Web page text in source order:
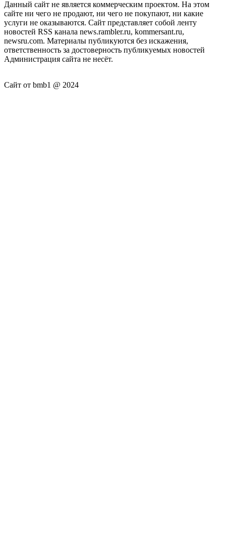
Данный сайт не является коммерческим проектом. На этом
сайте ни чего не продают, ни чего не покупают, ни какие
услуги не оказываются. Сайт представляет собой ленту
новостей RSS канала news.rambler.ru, kommersant.ru,
newsru.com. Материалы публикуются без искажения,
ответственность за достоверность публикуемых новостей
Администрация сайта не несёт.
Сайт от bmb1 @ 2024